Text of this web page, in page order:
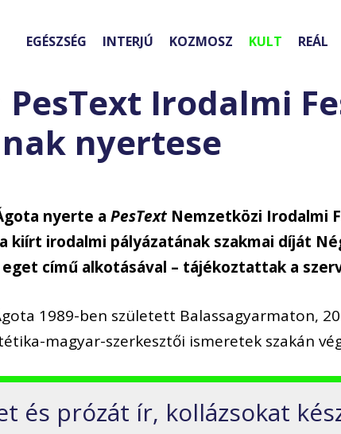
EGÉSZSÉG INTERJÚ KOZMOSZ KULT REÁL
PesText Irodalmi
nyertese
nyerte aPesText Nemzetközi Irodalmi
kiírt irodalmi pályázatának szakmai díját
című alkotásával – tájékoztattak a
1989-ben született Balassagyarmaton,
magyar-szerkesztői ismeretek szakán
és prózát ír, kollázsokat